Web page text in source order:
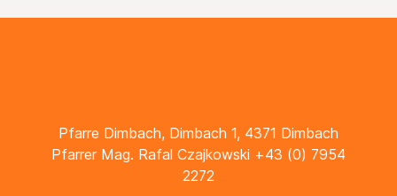
Pfarre Dimbach, Dimbach 1, 4371 Dimbach
Pfarrer Mag. Rafal Czajkowski +43 (0) 7954
2272